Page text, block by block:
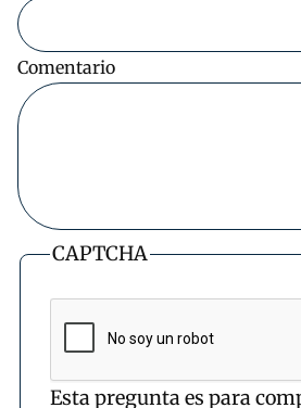
Comentario
CAPTCHA
Esta pregunta es para